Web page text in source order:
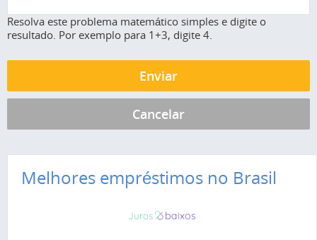
Resolva este problema matemático simples e digite o
resultado. Por exemplo para 1+3, digite 4.
Melhores empréstimos no Brasil